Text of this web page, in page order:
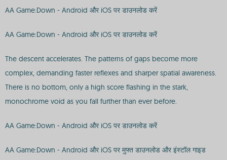
AA Game:Down - Android और iOS पर डाउनलोड करें
AA Game:Down - Android और iOS पर डाउनलोड करें
The descent accelerates. The patterns of gaps become more
complex, demanding faster reflexes and sharper spatial awareness.
There is no bottom, only a high score flashing in the stark,
monochrome void as you fall further than ever before.
AA Game:Down - Android और iOS पर डाउनलोड करें
AA Game:Down - Android और iOS पर मुफ्त डाउनलोड और इंस्टॉल गाइड